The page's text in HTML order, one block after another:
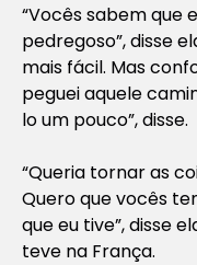
“Vocês sabem que
pedregoso”, disse
mais fácil. Mas
peguei aquele
lo um pouco”, disse.
“Queria tornar as
Quero que vocês
que eu tive”, disse
teve na França.